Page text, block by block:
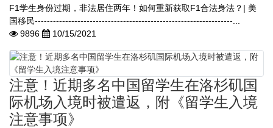
F1学生身份过期，非法居住两年！如何重新获取F1合法身法？| 美
国移民-----------------------------------------------------------------...
9896
10/15/2021
注意！近期多名中国留学生在洛杉矶国
际机场入境时被遣返，附《留学生入境
注意事项》